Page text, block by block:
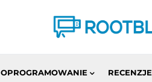
OPROGRAMOWANIE RECENZJE